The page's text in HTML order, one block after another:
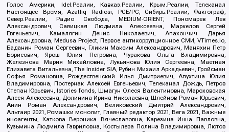
Голос Америки, Idel.Реалии, Кавказ.Реалии, Крым.Реалии, Телеканал
Настоящее Время, Azatliq Radiosi, PCE/PC, Сибирь.Реалии, Фактограф,
Север.Реалии, Радио Свобода, MEDIUM-ORIENT, Пономарев Лев
Александрович, Савицкая Людмила Алексеевна, Маркелов Сергей
Евгеньевич, Камалягин Денис Николаевич, Апахончич Дарья
Александровна, Medusa Project, Первое антикоррупционное СМИ, VTimes.io,
Баданин Роман Сергеевич, Гликин Максим Александрович, Маняхин Петр
Борисович, Ярош Юлия Петровна, Чуракова Ольга Владимировна,
Железнова Мария Михайловна, Лукьянова Юлия Сергеевна, Маетная
Елизавета Витальевна, The Insider SIA, Рубин Михаил Аркадьевич, Гройсман
Софья Романовна, Рождественский Илья Дмитриевич, Апухтина Юлия
Владимировна, Постернак Алексей Евгеньевич, Телеканал Дождь, Петров
Степан Юрьевич, Istories fonds, Шмагун Олеся Валентиновна, Мароховская
Алеся Алексеевна, Долинина Ирина Николаевна, Шлейнов Роман Юрьевич,
Анин Роман Александрович, Великовский Дмитрий Александрович,
Альтаир 2021, Ромашки монолит, Главный редактор 2021, Вега 2021, Важные
иноагенты, Каткова Вероника Вячеславовна, Карезина Инна Павловна,
Кузьмина Людмила Гавриловна, Костылева Полина Владимировна, Лютов